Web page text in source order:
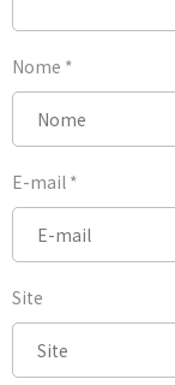
Nome *
E-mail *
Site